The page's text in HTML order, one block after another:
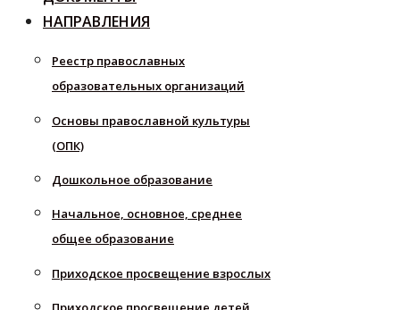
НАПРАВЛЕНИЯ
Реестр православных
образовательных организаций
Основы православной культуры
(ОПК)
Дошкольное образование
Начальное, основное, среднее
общее образование
Приходское просвещение взрослых